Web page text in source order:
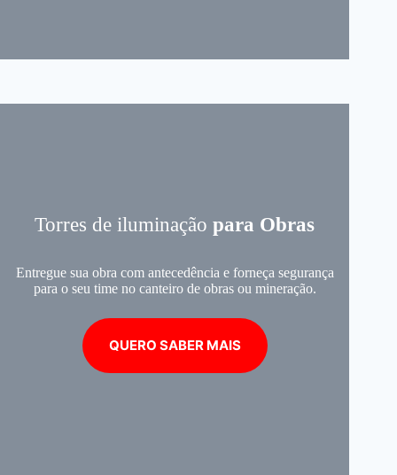
Torres de iluminaçãopara Obras
Entregue sua obra com antecedência e forneça segurança
para o seu time no canteiro de obras ou mineração.
QUERO SABER MAIS